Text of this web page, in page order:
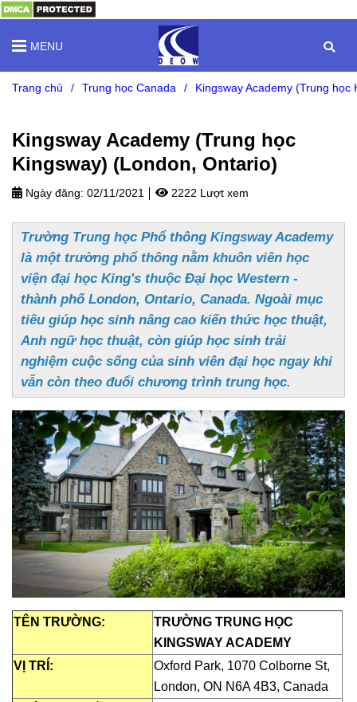
MENU
Trang chủ / Trung học Canada / Kingsway Academy (Trung
Kingsway Academy (Trung học
Kingsway) (London, Ontario)
Ngày đăng: 02/11/2021 2222 Lượt xem
Trường Trung học Phổ thông Kingsway Academy
là một trường phổ thông nằm khuôn viên học
viện đại học King's thuộc Đại học Western -
thành phố London, Ontario, Canada. Ngoài mục
tiêu giúp học sinh nâng cao kiến thức học thuật,
Anh ngữ học thuật, còn giúp học sinh trải
nghiệm cuộc sống của sinh viên đại học ngay khi
vẫn còn theo đuổi chương trình trung học.
TÊN TRƯỜNG:
TRƯỜNG TRUNG HỌC
KINGSWAY ACADEMY
VỊ TRÍ:
Oxford Park, 1070 Colborne St,
London, ON N6A 4B3, Canada